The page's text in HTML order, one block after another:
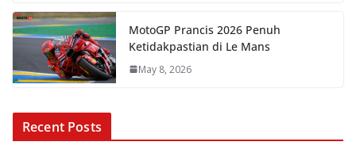
MotoGP Prancis 2026 Penuh
Ketidakpastian di Le Mans
May 8, 2026
Recent Posts